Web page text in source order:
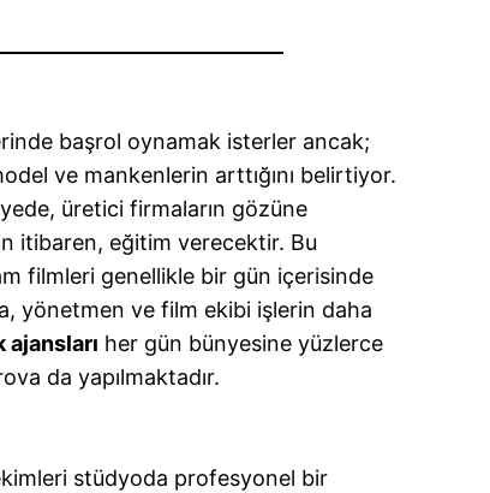
başrol oynamak isterler ancak;
ve mankenlerin arttığını belirtiyor.
üretici firmaların gözüne
itibaren, eğitim verecektir. Bu
filmleri genellikle bir gün içerisinde
yönetmen ve film ekibi işlerin daha
ajansları her gün bünyesine yüzlerce
da yapılmaktadır.
stüdyoda profesyonel bir